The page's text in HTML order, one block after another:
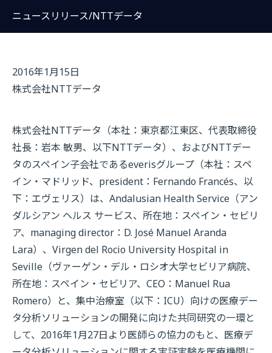
ニュースリリース/NTTデータ
2016年1月15日
株式会社NTTデータ
株式会社NTTデータ（本社：東京都江東区、代表取締役
社長：岩本 敏男、以下NTTデータ）、およびNTTデー
タのスペイン子会社であるeverisグループ（本社：スペ
イン・マドリッド、president：Fernando Francés、以
下：エヴェリス）は、Andalusian Health Service（アン
ダルシアン ヘルス サービス、所在地：スペイン・セビリ
ア、managing director：D. José Manuel Aranda
Lara）、Virgen del Rocio University Hospital in
Seville（ヴァーゲン・デル・ロシオ大学セビリア病院、
所在地：スペイン・セビリア、CEO：Manuel Rua
Romero）と、集中治療室（以下：ICU）向けの医療デー
タ分析ソリューションの開発に向けた共同研究の一環と
して、2016年1月27日より医師らの協力のもと、医療デ